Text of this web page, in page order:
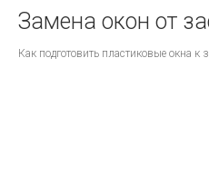
Замена окон от
Как подготовить пластиковые окна